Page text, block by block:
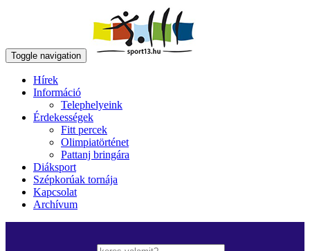
Toggle navigation
Hírek
Információ
Telephelyeink
Érdekességek
Fitt percek
Olimpiatörténet
Pattanj bringára
Diáksport
Szépkorúak tornája
Kapcsolat
Archívum